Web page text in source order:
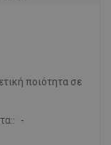
ποιότητα σε
-